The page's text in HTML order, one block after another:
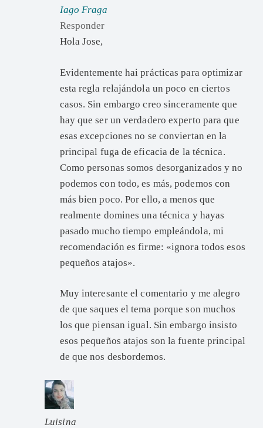
Iago Fraga
Responder
Hola Jose,
Evidentemente hai prácticas para optimizar
esta regla relajándola un poco en ciertos
casos. Sin embargo creo sinceramente que
hay que ser un verdadero experto para que
esas excepciones no se conviertan en la
principal fuga de eficacia de la técnica.
Como personas somos desorganizados y no
podemos con todo, es más, podemos con
más bien poco. Por ello, a menos que
realmente domines una técnica y hayas
pasado mucho tiempo empleándola, mi
recomendación es firme: «ignora todos esos
pequeños atajos».
Muy interesante el comentario y me alegro
de que saques el tema porque son muchos
los que piensan igual. Sin embargo insisto
esos pequeños atajos son la fuente principal
de que nos desbordemos.
Luisina